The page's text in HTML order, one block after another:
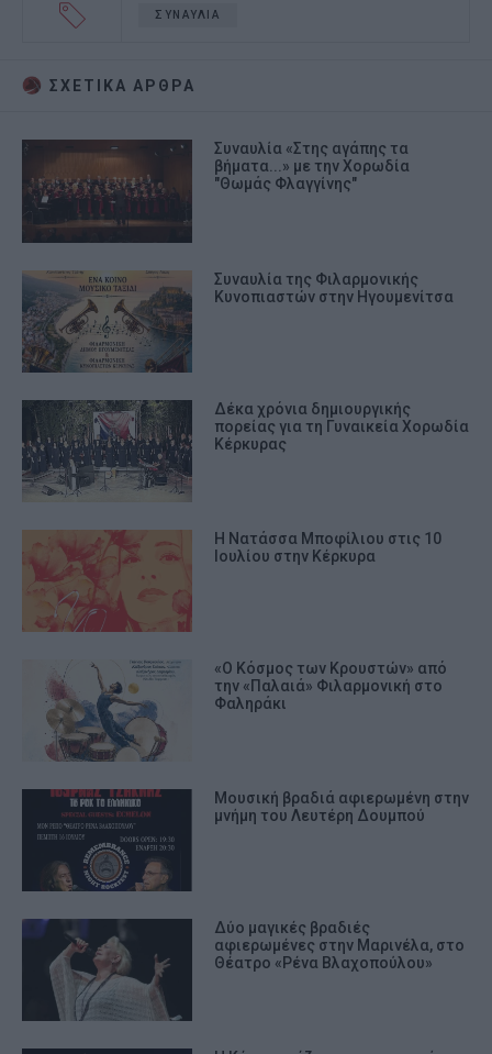
ΣΥΝΑΥΛΙΑ
ΣΧΕΤΙΚA AΡΘΡΑ
Συναυλία «Στης αγάπης τα
βήματα...» με την Χορωδία
"Θωμάς Φλαγγίνης"
Συναυλία της Φιλαρμονικής
Κυνοπιαστών στην Ηγουμενίτσα
Δέκα χρόνια δημιουργικής
πορείας για τη Γυναικεία Χορωδία
Κέρκυρας
Η Νατάσσα Μποφίλιου στις 10
Ιουλίου στην Κέρκυρα
«Ο Κόσμος των Κρουστών» από
την «Παλαιά» Φιλαρμονική στο
Φαληράκι
Μουσική βραδιά αφιερωμένη στην
μνήμη του Λευτέρη Δουμπού
Δύο μαγικές βραδιές
αφιερωμένες στην Μαρινέλα, στο
Θέατρο «Ρένα Βλαχοπούλου»